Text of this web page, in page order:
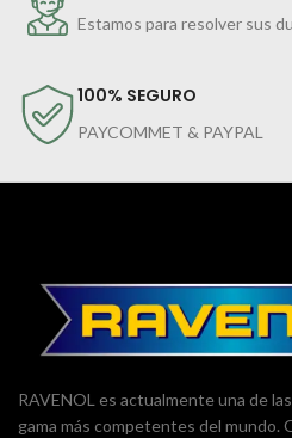
Estamos para resolver sus
100% SEGURO
PAYCOMMET & PAYPAL
RAVENOL es actualmente una de
gama más competentes del